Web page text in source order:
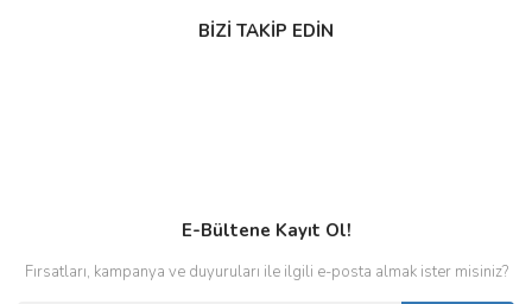
BİZİ TAKİP EDİN
E-Bültene Kayıt Ol!
Fırsatları, kampanya ve duyuruları ile ilgili e-posta almak ister misiniz?